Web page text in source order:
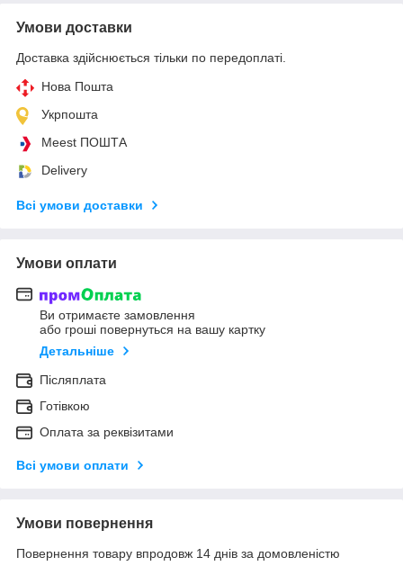
Умови доставки
Доставка здійснюється тільки по передоплаті.
Нова Пошта
Укрпошта
Meest ПОШТА
Delivery
Всі умови доставки
Умови оплати
Ви отримаєте замовлення
або гроші повернуться на вашу картку
Детальніше
Післяплата
Готівкою
Оплата за реквізитами
Всі умови оплати
Умови повернення
Повернення товару впродовж 14 днів за домовленістю